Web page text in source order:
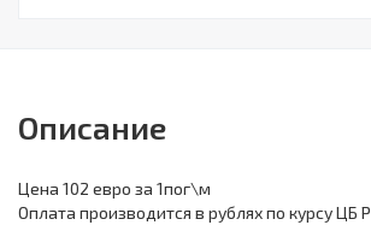
Описание
Цена 102 евро за 1пог\м
Оплата производится в рублях по курсу ЦБ